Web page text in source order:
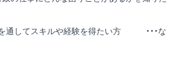
通してスキルや経験を得たい方 ・・・な